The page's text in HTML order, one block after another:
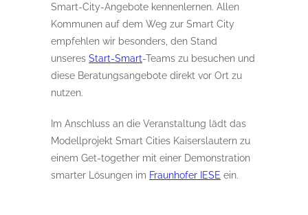
Smart-City-Angebote kennenlernen. Allen
Kommunen auf dem Weg zur Smart City
empfehlen wir besonders, den Stand
unseres Start-Smart-Teams zu besuchen und
diese Beratungsangebote direkt vor Ort zu
nutzen.
Im Anschluss an die Veranstaltung lädt das
Modellprojekt Smart Cities Kaiserslautern zu
einem Get-together mit einer Demonstration
smarter Lösungen im Fraunhofer IESE ein.